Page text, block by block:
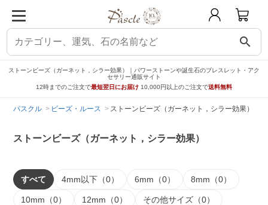
search
ストーンビーズ（ガーネット，シラー効果）｜パワーストーンや誕生石のブレスレット・アク
セサリー通販サイト
12時までのご注文で最短翌日にお届け 10,000円以上のご注文で送料無料
パスクル ビーズ・ルース ストーンビーズ（ガーネット，シラー効果）
ストーンビーズ（ガーネット，シラー効果）
すべて 4mm以下（0） 6mm（0） 8mm（0）
10mm（0） 12mm（0） その他サイズ（0）